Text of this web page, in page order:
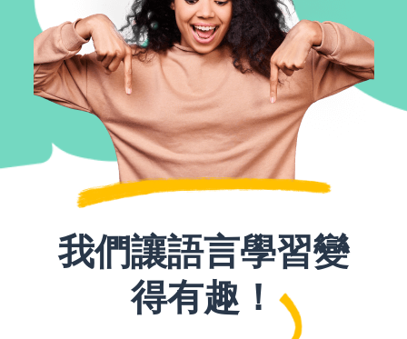
我們讓語言學習變
得有趣！